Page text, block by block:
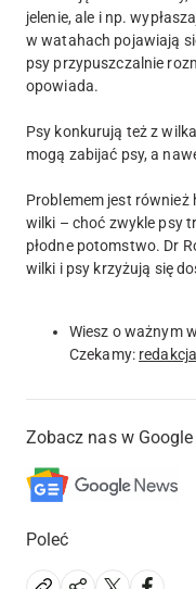
jelenie, ale i np.
w watahach pojawiają
psy przypuszczalnie
opowiada.
Psy konkurują też z
mogą zabijać psy, a
Problemem jest również
wilki – choć zwykle psy
płodne potomstwo. Dr
wilki i psy krzyżują się
Wiesz o ważnym
Czekamy:
Zobacz nas w Google
Poleć